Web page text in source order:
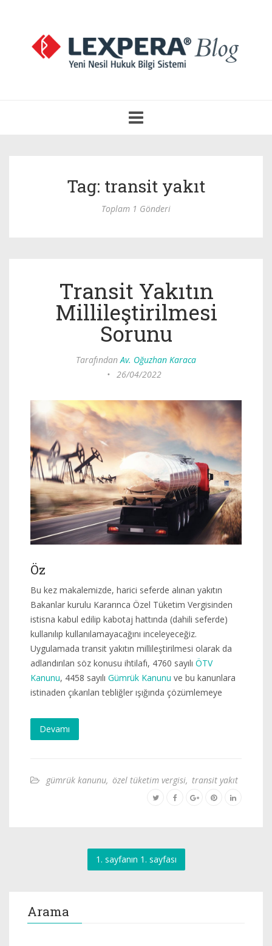
Aç
Tag: transit yakıt
Toplam 1 Gönderi
Transit Yakıtın
Millileştirilmesi
Sorunu
TarafındanAv. Oğuzhan Karaca
• 26/04/2022
Öz
Bu kez makalemizde, harici seferde alınan yakıtın
Bakanlar kurulu Kararınca Özel Tüketim Vergisinden
istisna kabul edilip kabotaj hattında (dahili seferde)
kullanılıp kullanılamayacağını inceleyeceğiz.
Uygulamada transit yakıtın millileştirilmesi olarak da
adlandırılan söz konusu ihtilafı, 4760 sayılı ÖTV
Kanunu, 4458 sayılı Gümrük Kanunu ve bu kanunlara
istinaden çıkarılan tebliğler ışığında çözümlemeye
Devamı
gümrük kanunu, özel tüketim vergisi, transit yakıt
1. sayfanın 1. sayfası
Arama